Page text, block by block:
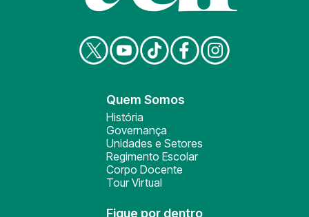
Quem Somos
História
Governança
Unidades e Setores
Regimento Escolar
Corpo Docente
Tour Virtual
Fique por dentro